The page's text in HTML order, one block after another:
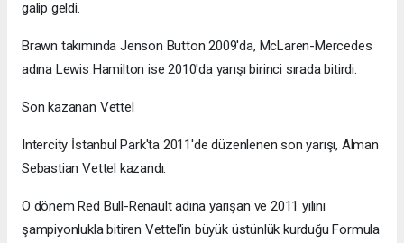
galip geldi.
Brawn takımında Jenson Button 2009'da, McLaren-Mercedes
adına Lewis Hamilton ise 2010'da yarışı birinci sırada bitirdi.
Son kazanan Vettel
Intercity İstanbul Park'ta 2011'de düzenlenen son yarışı, Alman
Sebastian Vettel kazandı.
O dönem Red Bull-Renault adına yarışan ve 2011 yılını
şampiyonlukla bitiren Vettel'in büyük üstünlük kurduğu Formula